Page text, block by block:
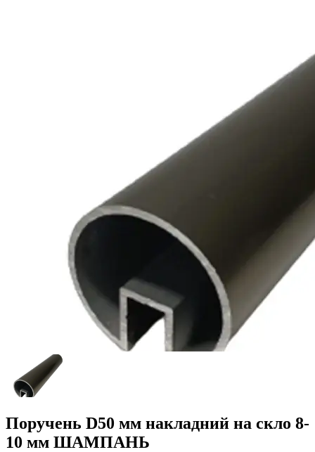
Поручень D50 мм накладний на скло 8-
10 мм ШАМПАНЬ